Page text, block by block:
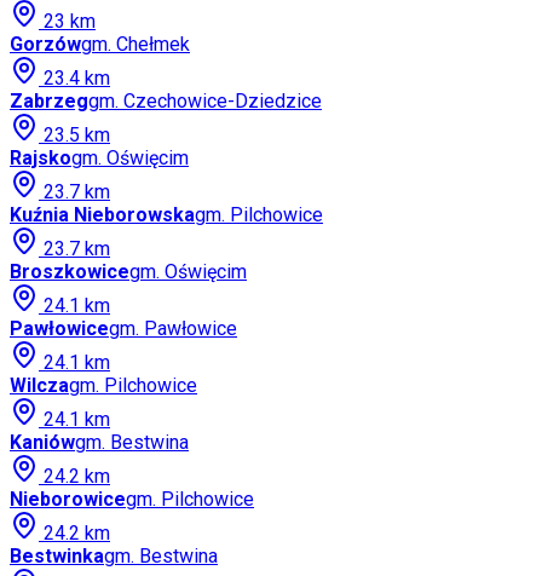
23 km
Gorzówgm. Chełmek
23.4 km
Zabrzeggm. Czechowice-Dziedzice
23.5 km
Rajskogm. Oświęcim
23.7 km
Kuźnia Nieborowskagm. Pilchowice
23.7 km
Broszkowicegm. Oświęcim
24.1 km
Pawłowicegm. Pawłowice
24.1 km
Wilczagm. Pilchowice
24.1 km
Kaniówgm. Bestwina
24.2 km
Nieborowicegm. Pilchowice
24.2 km
Bestwinkagm. Bestwina